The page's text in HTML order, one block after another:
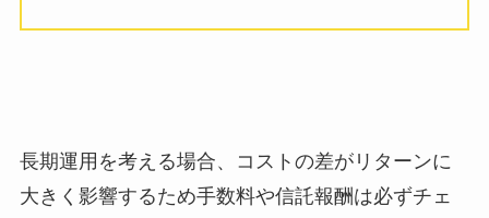
長期運用を考える場合、コストの差がリターンに
大きく影響するため手数料や信託報酬は必ずチェ